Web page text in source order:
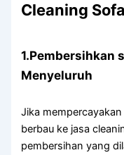
Cleaning
1.Pembersihkan
Menyeluruh
Jіkа
berbau kе jasa
pembersihan уаng